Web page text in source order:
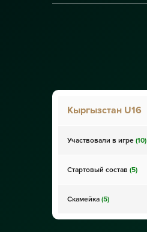
Кыргызстан U16
Участвовали в игре (10)
Стартовый состав (5)
Скамейка (5)